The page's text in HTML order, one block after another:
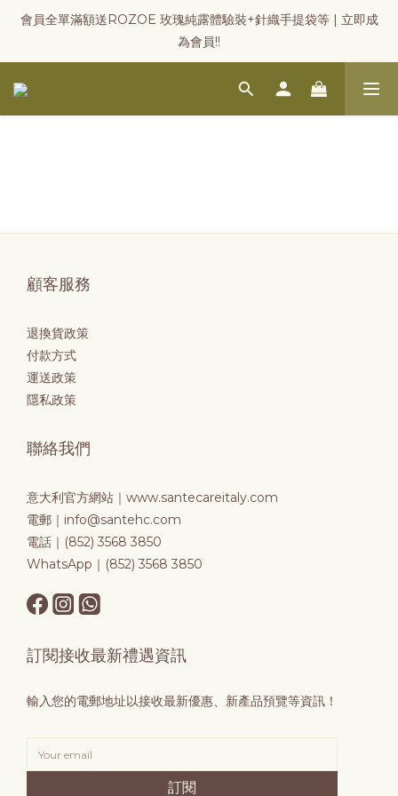
會員全單滿額送ROZOE 玫瑰純露體驗裝+針織手提袋等 | 立即成
為會員!!
顧客服務
退換貨政策
付款方式
運送政策
隱私政策
聯絡我們
意大利官方網站｜ www.santecareitaly.com
電郵｜info@santehc.com
電話｜(852) 3568 3850
WhatsApp｜(852) 3568 3850
訂閱接收最新禮遇資訊
輸入您的電郵地址以接收最新優惠、新產品預覽等資訊！
訂閱